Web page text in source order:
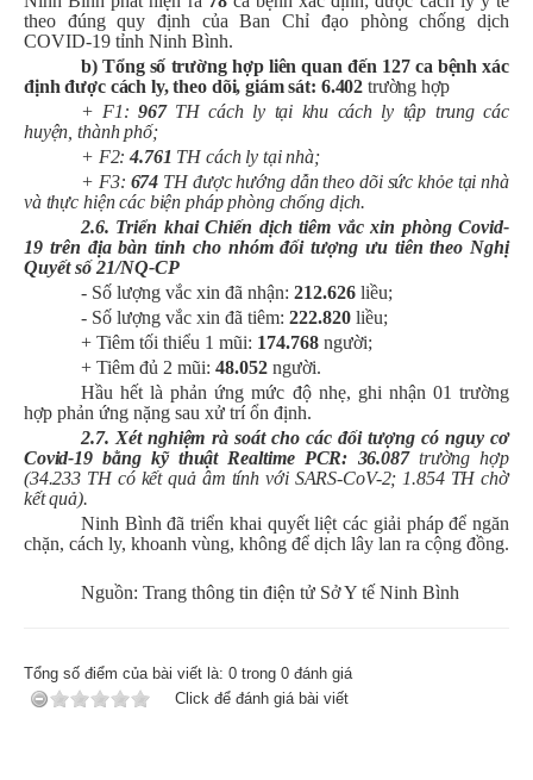
theo đúng quy định của Ban Chỉ đạo phòng chống dịch
COVID-19 tỉnh Ninh Bình.
b) Tổng số trường hợp liên quan đến 127ca bệnh xác
định được cách ly, theo dõi, giám sát: 6.402trường hợp
+ F1:967 TH cách ly tại khu cách ly tập trung các
huyện, thành phố;
+ F2:4.761 TH cách ly tại nhà;
+ F3: 674 TH được hướng dẫn theo dõi sức khỏe tại nhà
và thực hiện các biện pháp phòng chống dịch.
2.6. Triển khai Chiến dịch tiêm vắc xin phòng Covid-
19 trên địa bàn tỉnh cho nhóm đối tượng ưu tiên theo Nghị
Quyết số 21/NQ-CP
- Số lượng vắc xin đã nhận: 212.626 liều;
- Số lượng vắc xin đã tiêm: 222.820 liều;
+ Tiêm tối thiểu 1 mũi: 174.768 người;
+ Tiêm đủ 2 mũi: 48.052 người.
Hầu hết là phản ứng mức độ nhẹ, ghi nhận 01 trường
hợp phản ứng nặng sau xử trí ổn định.
2.7. Xét nghiệm rà soát cho các đối tượng có nguy cơ
Covid-19 bằng kỹ thuật Realtime PCR: 36.087 trường hợp
(34.233 TH có kết quả âm tính với SARS-CoV-2; 1.854 TH chờ
kết quả).
Ninh Bình đã triển khai quyết liệt các giải pháp để ngăn
chặn, cách ly, khoanh vùng, không để dịch lây lan ra cộng đồng.
Nguồn: Trang thông tin điện tử Sở Y tế Ninh Bình
Tổng số điểm của bài viết là: 0 trong 0 đánh giá
Click để đánh giá bài viết